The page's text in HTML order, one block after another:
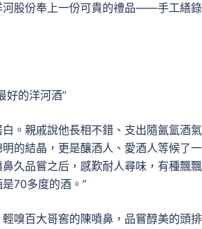
河股份奉上一份可貴的禮品——手工繕
好的洋河酒”
。親戚說他長相不錯、支出隨氤氳酒
的結晶，更是釀酒人、愛酒人等候了
鼻久品嘗之后，感歎耐人尋味，有種飄
70多度的酒。”
嗅百大哥窖的陳噴鼻，品嘗醇美的頭